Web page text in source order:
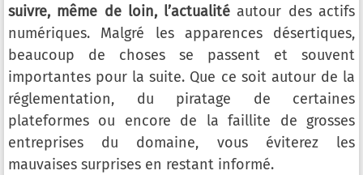
suivre, même de loin, l’actualité autour des actifs
numériques. Malgré les apparences désertiques,
beaucoup de choses se passent et souvent
importantes pour la suite. Que ce soit autour de la
réglementation, du piratage de certaines
plateformes ou encore de la faillite de grosses
entreprises du domaine, vous éviterez les
mauvaises surprises en restant informé.